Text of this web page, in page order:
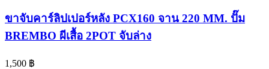
ขาจับคาร์ลิปเปอร์หลัง PCX160 จาน 220 MM. ปั๊ม
BREMBO ผีเสื้อ 2POT จับล่าง
1,500 ฿